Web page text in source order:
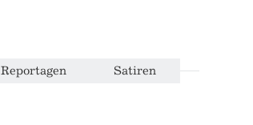
Reportagen Satiren